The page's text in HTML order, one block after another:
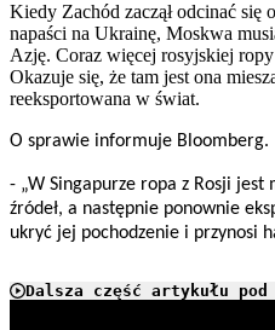
Kiedy Zachód zaczął odcinać się
napaści na Ukrainę, Moskwa
Azję. Coraz więcej rosyjskiej
Okazuje się, że tam jest ona
reeksportowana w świat.
O sprawie informuje Bloomberg.
- „W Singapurze ropa z Rosji jest
źródeł, a następnie ponownie
ukryć jej pochodzenie i przynosi
Dalsza część artykułu pod